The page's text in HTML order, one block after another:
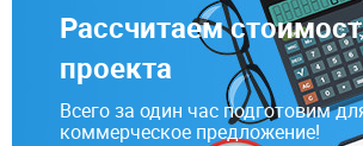
Рассчитаем
проекта
Всего за один час подготовим
коммерческое предложение!